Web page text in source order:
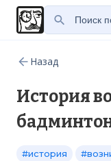
Назад
История
#история